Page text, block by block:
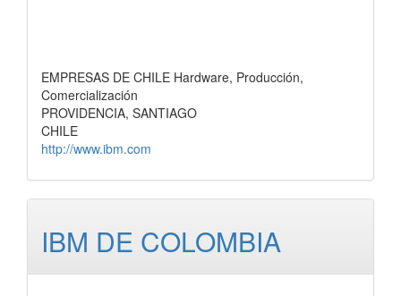
EMPRESAS DE CHILE Hardware, Producción,
Comercialización
PROVIDENCIA, SANTIAGO
CHILE
http://www.ibm.com
IBM DE COLOMBIA